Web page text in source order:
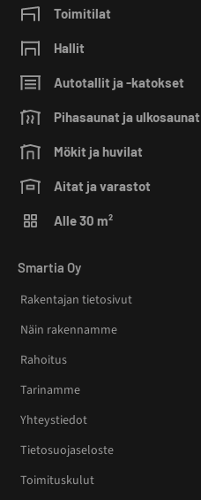
Toimitilat
Hallit
Autotallit ja -katokset
Pihasaunat ja ulkosaunat
Mökit ja huvilat
Aitat ja varastot
Alle 30 m²
Smartia Oy
Rakentajan tietosivut
Näin rakennamme
Rahoitus
Tarinamme
Yhteystiedot
Tietosuojaseloste
Toimituskulut